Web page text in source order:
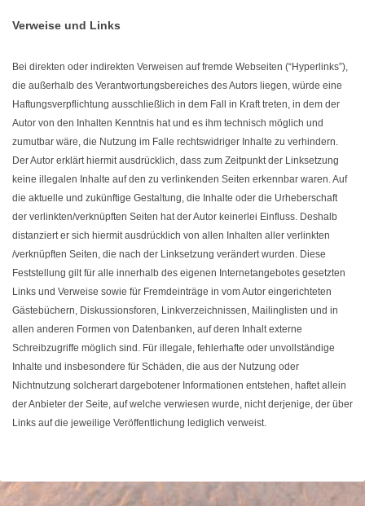
Verweise und Links
Bei direkten oder indirekten Verweisen auf fremde Webseiten (“Hyperlinks”),
die außerhalb des Verantwortungsbereiches des Autors liegen, würde eine
Haftungsverpflichtung ausschließlich in dem Fall in Kraft treten, in dem der
Autor von den Inhalten Kenntnis hat und es ihm technisch möglich und
zumutbar wäre, die Nutzung im Falle rechtswidriger Inhalte zu verhindern.
Der Autor erklärt hiermit ausdrücklich, dass zum Zeitpunkt der Linksetzung
keine illegalen Inhalte auf den zu verlinkenden Seiten erkennbar waren. Auf
die aktuelle und zukünftige Gestaltung, die Inhalte oder die Urheberschaft
der verlinkten/verknüpften Seiten hat der Autor keinerlei Einfluss. Deshalb
distanziert er sich hiermit ausdrücklich von allen Inhalten aller verlinkten
/verknüpften Seiten, die nach der Linksetzung verändert wurden. Diese
Feststellung gilt für alle innerhalb des eigenen Internetangebotes gesetzten
Links und Verweise sowie für Fremdeinträge in vom Autor eingerichteten
Gästebüchern, Diskussionsforen, Linkverzeichnissen, Mailinglisten und in
allen anderen Formen von Datenbanken, auf deren Inhalt externe
Schreibzugriffe möglich sind. Für illegale, fehlerhafte oder unvollständige
Inhalte und insbesondere für Schäden, die aus der Nutzung oder
Nichtnutzung solcherart dargebotener Informationen entstehen, haftet allein
der Anbieter der Seite, auf welche verwiesen wurde, nicht derjenige, der über
Links auf die jeweilige Veröffentlichung lediglich verweist.